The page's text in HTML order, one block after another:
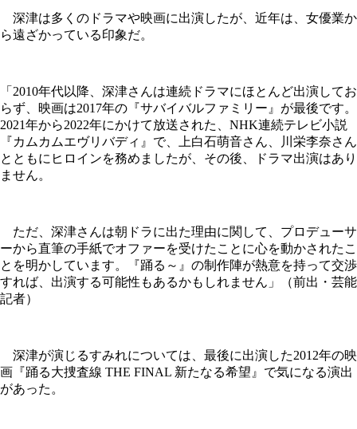
深津は多くのドラマや映画に出演したが、近年は、女優業か
ら遠ざかっている印象だ。
「2010年代以降、深津さんは連続ドラマにほとんど出演してお
らず、映画は2017年の『サバイバルファミリー』が最後です。
2021年から2022年にかけて放送された、NHK連続テレビ小説
『カムカムエヴリバディ』で、上白石萌音さん、川栄李奈さん
とともにヒロインを務めましたが、その後、ドラマ出演はあり
ません。
ただ、深津さんは朝ドラに出た理由に関して、プロデューサ
ーから直筆の手紙でオファーを受けたことに心を動かされたこ
とを明かしています。『踊る～』の制作陣が熱意を持って交渉
すれば、出演する可能性もあるかもしれません」（前出・芸能
記者）
深津が演じるすみれについては、最後に出演した2012年の映
画『踊る大捜査線 THE FINAL 新たなる希望』で気になる演出
があった。